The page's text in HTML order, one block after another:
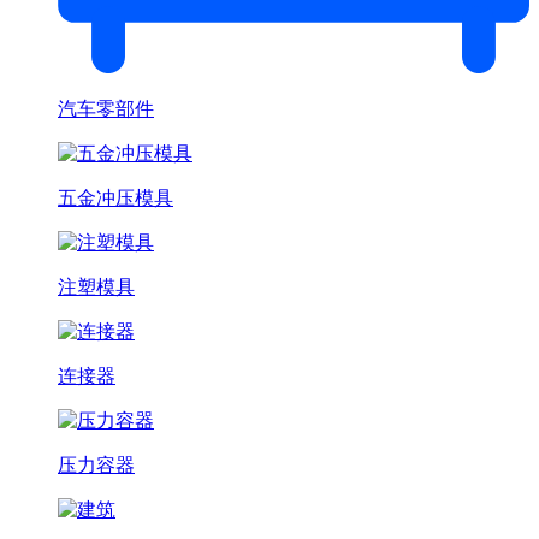
汽车零部件
五金冲压模具
注塑模具
连接器
压力容器